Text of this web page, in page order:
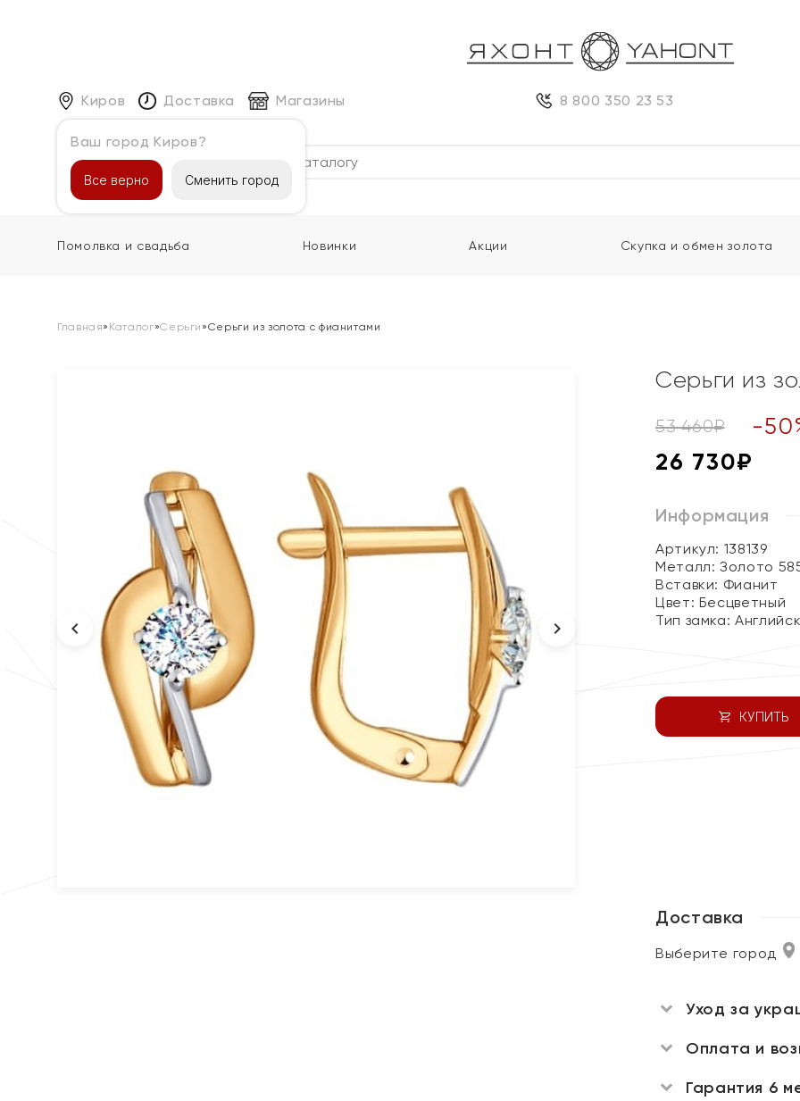
Киров
Ваш город Киров?
Все верно Сменить город
Доставка Магазины 8 800 350 23 53
Каталог
Помолвка и свадьба Новинки Акции Скупка и обмен золота
Главная» Каталог»Серьги »Серьги из золота с фианитами
Серьги из
53 460₽ -50
26 730₽
Информация
Артикул: 138139
Металл:Золото
Вставки: Фианит
Цвет: Бесцветный
Тип замка:
КУПИТЬ
Доставка
Выберите город
Уход за
Оплата и
Гарантия 6